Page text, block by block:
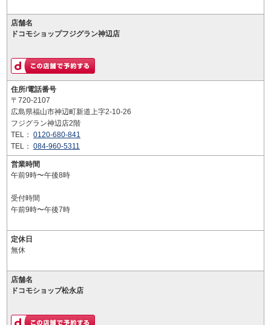
店舗名
ドコモショップフジグラン神辺店
住所/電話番号
〒720-2107
広島県福山市神辺町新道上字2-10-26
フジグラン神辺店2階
TEL： 0120-680-841
TEL： 084-960-5311
営業時間
午前9時〜午後8時
受付時間
午前9時〜午後7時
定休日
無休
店舗名
ドコモショップ松永店